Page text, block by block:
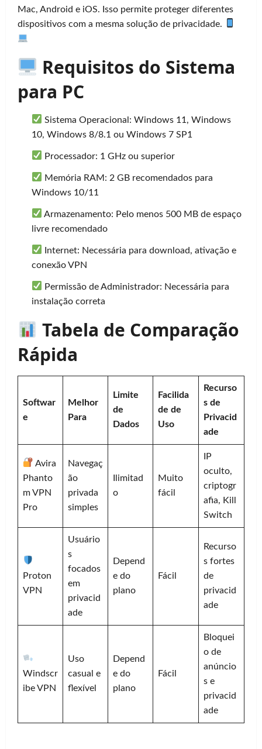
Mac, Android e iOS. Isso permite proteger diferentes
dispositivos com a mesma solução de privacidade.
Requisitos do Sistema
para PC
Sistema Operacional: Windows 11, Windows
10, Windows 8/8.1 ou Windows 7 SP1
Processador: 1 GHz ou superior
Memória RAM: 2 GB recomendados para
Windows 10/11
Armazenamento: Pelo menos 500 MB de espaço
livre recomendado
Internet: Necessária para download, ativação e
conexão VPN
Permissão de Administrador: Necessária para
instalação correta
Tabela de Comparação
Rápida
Softwar
e
Melhor
Para
Limite
de
Dados
Facilida
de de
Uso
Recurso
s de
Privacid
ade
Avira
Phanto
m VPN
Pro
Navegaç
ão
privada
simples
Ilimitad
o
Muito
fácil
IP
oculto,
criptogr
afia, Kill
Switch
Proton
VPN
Usuário
s
focados
em
privacid
ade
Depend
e do
plano
Fácil
Recurso
s fortes
de
privacid
ade
Windscr
ibe VPN
Uso
casual e
flexível
Depend
e do
plano
Fácil
Bloquei
o de
anúncio
s e
privacid
ade